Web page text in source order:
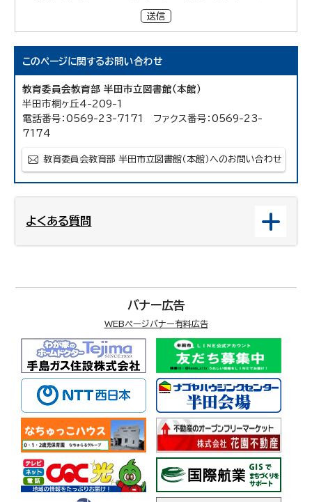
送信
このページに関するお問い合わせ
教育委員会教育部 半田市立図書館（本館）
半田市桐ヶ丘4-209-1
電話番号：0569-23-7171 ファクス番号：0569-23-
7174
教育委員会教育部 半田市立図書館（本館）へのお問い合わせ
よくある質問
バナー広告
WEBページバナー有料広告